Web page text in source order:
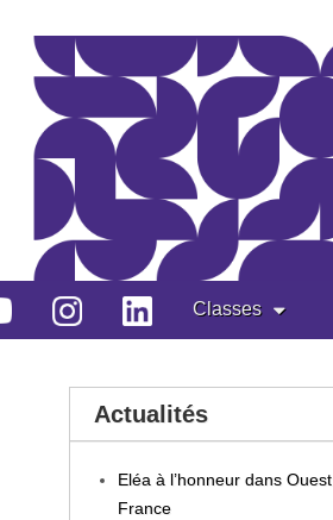
Classes
Actualités
Eléa à l’honneur dans Ouest
France